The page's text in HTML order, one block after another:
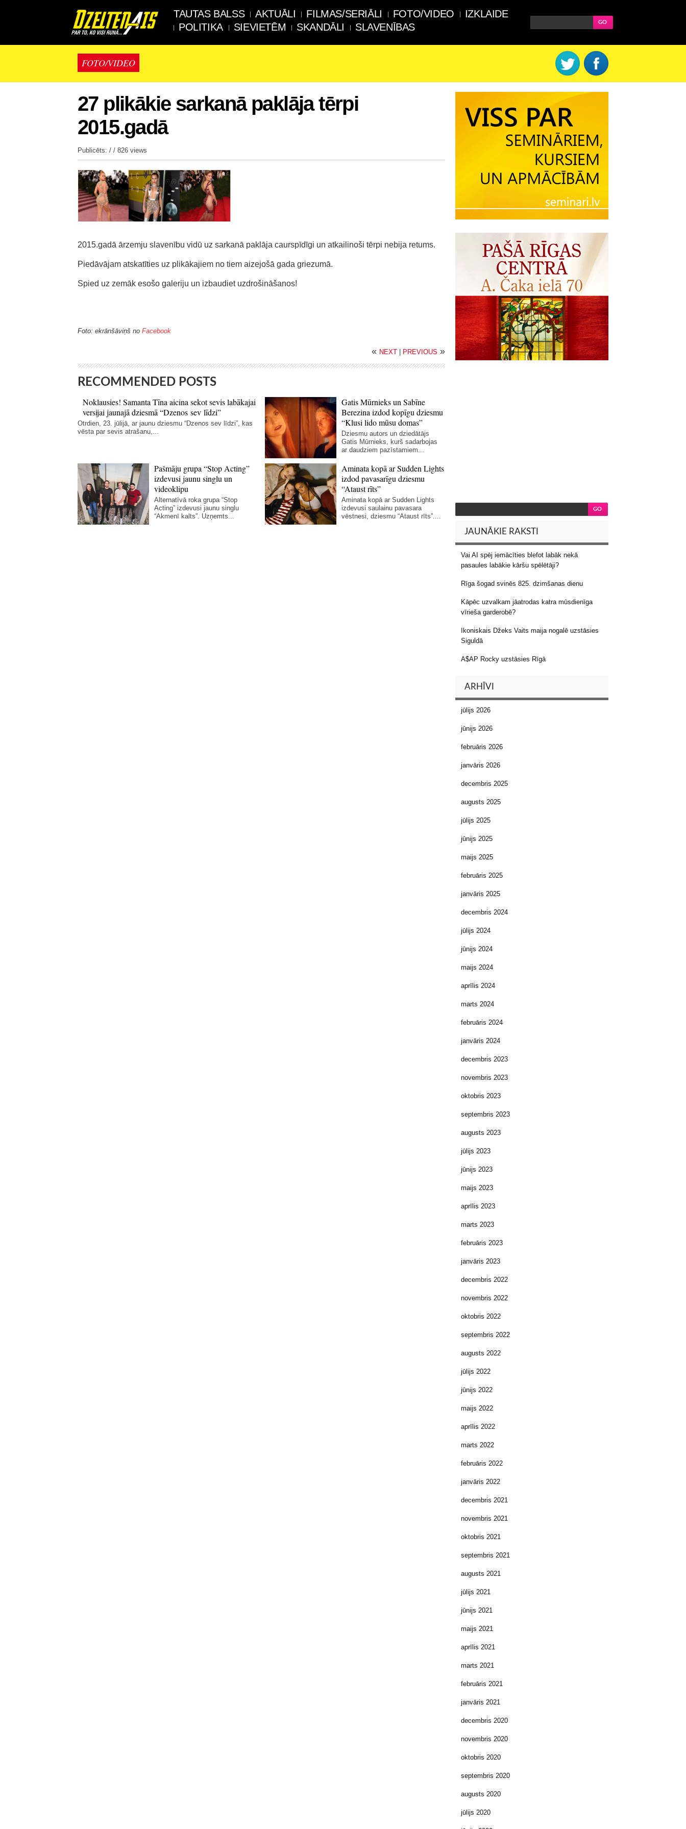
TAUTAS BALSS AKTUĀLI FILMAS/SERIĀLI FOTO/VIDEO
IZKLAIDE
POLITIKA
SIEVIETĒM SKANDĀLI SLAVENĪBAS
FOTO/VIDEO
27 plikākie sarkanā paklāja tērpi
2015.gadā
Publicēts: / / 826 views
2015.gadā ārzemju slavenību vidū uz sarkanā paklāja caurspīdīgi un atkailinoši tērpi nebija retums.
Piedāvājam atskatīties uz plikākajiem no tiem aizejošā gada griezumā.
Spied uz zemāk esošo galeriju un izbaudiet uzdrošināšanos!
Foto: ekrānšāviņš no Facebook
« NEXT PREVIOUS »
RECOMMENDED POSTS
Noklausies! Samanta Tīna aicina sekot sevis labākajai
versijai jaunajā dziesmā “Dzenos sev līdzi”
Otrdien, 23. jūlijā, ar jaunu dziesmu “Dzenos sev līdzi”, kas
vēsta par sevis atrašanu,...
Gatis Mūrnieks un Sabīne
Berezina izdod kopīgu dziesmu
“Klusi lido mūsu domas”
Dziesmu autors un dziedātājs
Gatis Mūrnieks, kurš sadarbojas
ar daudziem pazīstamiem...
Pašmāju grupa “Stop Acting”
izdevusi jaunu singlu un
videoklipu
Alternatīvā roka grupa “Stop
Acting” izdevusi jaunu singlu
“Akmenī kalts”. Uzņemts...
Aminata kopā ar Sudden Lights
izdod pavasarīgu dziesmu
“Ataust rīts”
Aminata kopā ar Sudden Lights
izdevusi saulainu pavasara
vēstnesi, dziesmu “Ataust rīts”....
JAUNĀKIE RAKSTI
Vai AI spēj iemācīties blefot labāk nekā
pasaules labākie kāršu spēlētāji?
Rīga šogad svinēs 825. dzimšanas dienu
Kāpēc uzvalkam jāatrodas katra mūsdienīga
vīrieša garderobē?
Ikoniskais Džeks Vaits maija nogalē uzstāsies
Siguldā
A$AP Rocky uzstāsies Rīgā
ARHĪVI
jūlijs 2026
jūnijs 2026
februāris 2026
janvāris 2026
decembris 2025
augusts 2025
jūlijs 2025
jūnijs 2025
maijs 2025
februāris 2025
janvāris 2025
decembris 2024
jūlijs 2024
jūnijs 2024
maijs 2024
aprīlis 2024
marts 2024
februāris 2024
janvāris 2024
decembris 2023
novembris 2023
oktobris 2023
septembris 2023
augusts 2023
jūlijs 2023
jūnijs 2023
maijs 2023
aprīlis 2023
marts 2023
februāris 2023
janvāris 2023
decembris 2022
novembris 2022
oktobris 2022
septembris 2022
augusts 2022
jūlijs 2022
jūnijs 2022
maijs 2022
aprīlis 2022
marts 2022
februāris 2022
janvāris 2022
decembris 2021
novembris 2021
oktobris 2021
septembris 2021
augusts 2021
jūlijs 2021
jūnijs 2021
maijs 2021
aprīlis 2021
marts 2021
februāris 2021
janvāris 2021
decembris 2020
novembris 2020
oktobris 2020
septembris 2020
augusts 2020
jūlijs 2020